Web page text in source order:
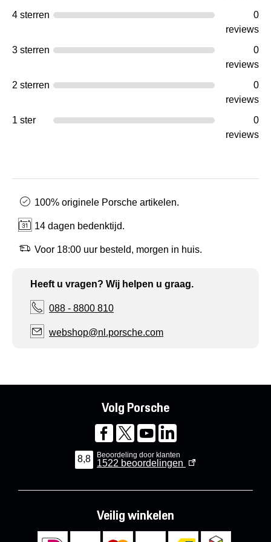
4 sterren
0
reviews
3 sterren
0
reviews
2 sterren
0
reviews
1 ster
0
reviews
100% originele Porsche artikelen.
14 dagen bedenktijd.
Voor 18:00 uur besteld, morgen in huis.
Heeft u vragen? Wij helpen u graag.
088 - 8800 810
webshop@nl.porsche.com
Volg Porsche
8,8 Beoordeling door klanten
1522 beoordelingen
Veilig winkelen